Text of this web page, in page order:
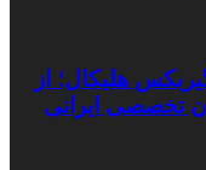
هلیکال؛ از